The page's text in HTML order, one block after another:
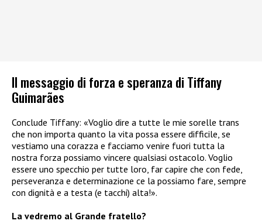
Il messaggio di forza e speranza di Tiffany
Guimarães
Conclude Tiffany: «Voglio dire a tutte le mie sorelle trans
che non importa quanto la vita possa essere difficile, se
vestiamo una corazza e facciamo venire fuori tutta la
nostra forza possiamo vincere qualsiasi ostacolo. Voglio
essere uno specchio per tutte loro, far capire che con fede,
perseveranza e determinazione ce la possiamo fare, sempre
con dignità e a testa (e tacchi) alta!».
La vedremo al Grande fratello?